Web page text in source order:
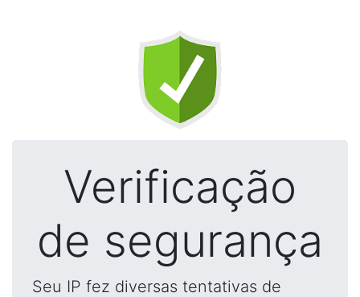
Verificação
de segurança
Seu IP fez diversas tentativas de